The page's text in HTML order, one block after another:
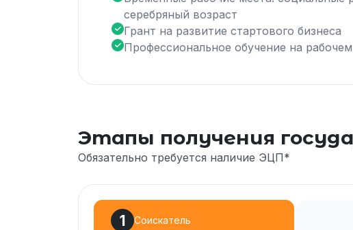
серебряный возраст
Грант на развитие стартового бизнеса
Профессиональное обучение на
Этапы получения
Обязательно требуется наличие ЭЦП*
Cоискатель